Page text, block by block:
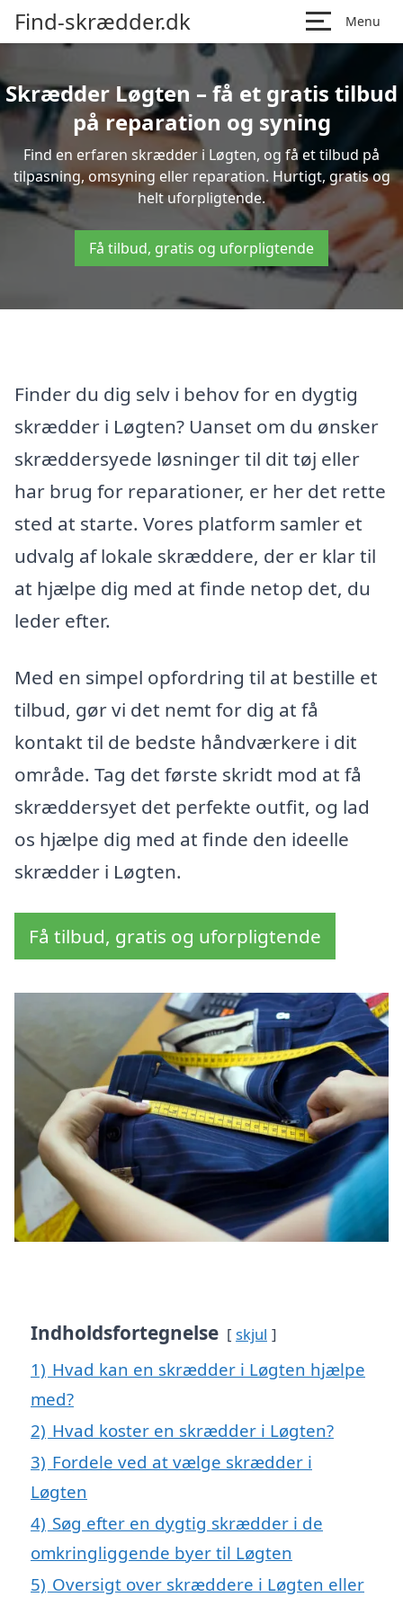
Find-skrædder.dk Menu
Skrædder Løgten – få et gratis tilbud
på reparation og syning
Find en erfaren skrædder i Løgten, og få et tilbud på
tilpasning, omsyning eller reparation. Hurtigt, gratis og
helt uforpligtende.
Få tilbud, gratis og uforpligtende
Finder du dig selv i behov for en dygtig
skrædder i Løgten? Uanset om du ønsker
skræddersyede løsninger til dit tøj eller
har brug for reparationer, er her det rette
sted at starte. Vores platform samler et
udvalg af lokale skræddere, der er klar til
at hjælpe dig med at finde netop det, du
leder efter.
Med en simpel opfordring til at bestille et
tilbud, gør vi det nemt for dig at få
kontakt til de bedste håndværkere i dit
område. Tag det første skridt mod at få
skræddersyet det perfekte outfit, og lad
os hjælpe dig med at finde den ideelle
skrædder i Løgten.
Få tilbud, gratis og uforpligtende
Indholdsfortegnelse skjul
1) Hvad kan en skrædder i Løgten hjælpe
med?
2) Hvad koster en skrædder i Løgten?
3) Fordele ved at vælge skrædder i
Løgten
4) Søg efter en dygtig skrædder i de
omkringliggende byer til Løgten
5) Oversigt over skræddere i Løgten eller